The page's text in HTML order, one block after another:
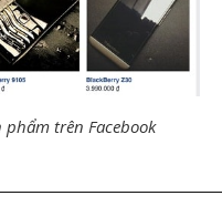
trên Facebook